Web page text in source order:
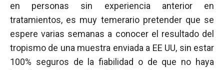
en personas sin experiencia anterior en
tratamientos, es muy temerario pretender que se
espere varias semanas a conocer el resultado del
tropismo de una muestra enviada a EE UU, sin estar
100% seguros de la fiabilidad o de que no haya